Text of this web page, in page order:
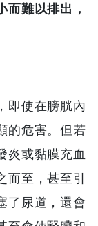
而難以排出，
即使在膀胱內
的危害。但若
炎或黏膜充血
至，甚至引
了尿道，還會